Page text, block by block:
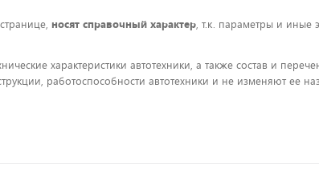
носят справочный характер, т.к. параметры и иные
характеристики автотехники, а также состав и
работоспособности автотехники и не изменяют ее